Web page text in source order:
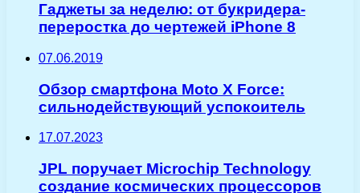
Гаджеты за неделю: от букридера-
переростка до чертежей iPhone 8
07.06.2019
Обзор смартфона Moto X Force:
сильнодействующий успокоитель
17.07.2023
JPL поручает Microchip Technology
создание космических процессоров